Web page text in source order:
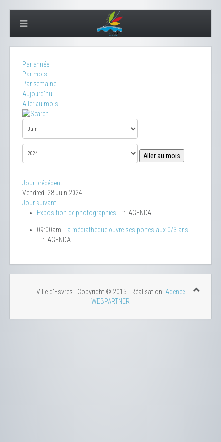
Par année
Par mois
Par semaine
Aujourd'hui
Aller au mois
Aller au mois
Jour précédent
Vendredi 28 Juin 2024
Jour suivant
Exposition de photographies
:: AGENDA
09:00am La médiathèque ouvre ses portes aux 0/3 ans
:: AGENDA
Ville d'Esvres - Copyright © 2015 | Réalisation: Agence
WEBPARTNER